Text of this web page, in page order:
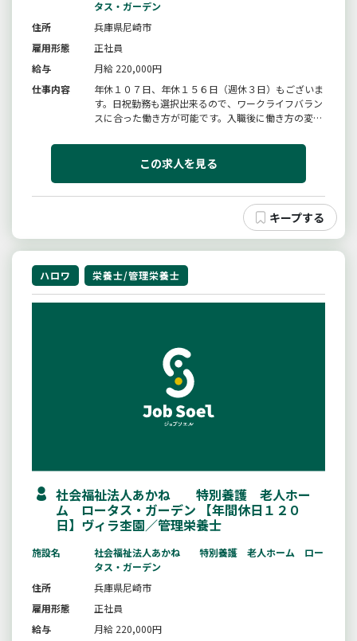
タス・ガーデン
住所
兵庫県尼崎市
雇用形態
正社員
給与
月給 220,000円
仕事内容
年休１０７日、年休１５６日（週休３日）もございま
す。日祝勤務も選択出来るので、ワークライフバラン
スに合った働き方が可能です。入職後に働き方の変更
「介護」の両面からお客様の食生活をサポートする専
門職としての業務をお任せします。栄養状態の把握
この求人を見る
ハロワ 栄養士/管理栄養士
社会福祉法人あかね 特別養護 老人ホー
ム ロータス・ガーデン 【年間休日１２０
日】ヴィラ杢園／管理栄養士
施設名
社会福祉法人あかね 特別養護 老人ホーム ロー
タス・ガーデン
住所
兵庫県尼崎市
雇用形態
正社員
給与
月給 220,000円